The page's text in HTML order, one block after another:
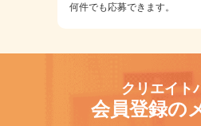
何件でも応募できます。
クリエイト
会員登録の